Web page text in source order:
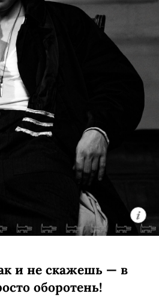
и не скажешь — в
оборотень!